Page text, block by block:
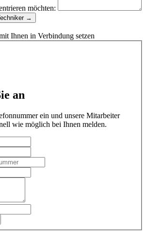
möchten:
→
Ihnen in Verbindung setzen
an
ein und unsere Mitarbeiter
wie möglich bei Ihnen melden.